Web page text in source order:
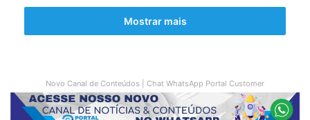
questões ligadas àLGPD, já participou de mais de 30
palestras e painéis em empresas de todo o Brasil com o
Muitas empresas ainda acreditam que
privacidade é sinônimo de burocracias e
de impactos negativos em métricas e
Mostrar mais
Novo Canal de Conteúdos | Chat WhatsApp Portal Customer